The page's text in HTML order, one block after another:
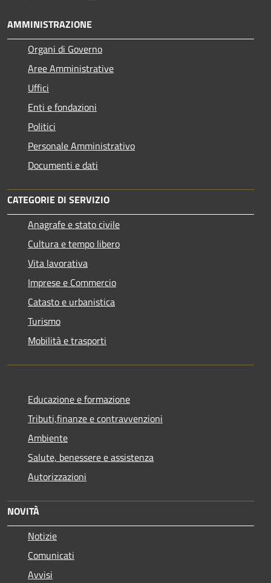
AMMINISTRAZIONE
Organi di Governo
Aree Amministrative
Uffici
Enti e fondazioni
Politici
Personale Amministrativo
Documenti e dati
CATEGORIE DI SERVIZIO
Anagrafe e stato civile
Cultura e tempo libero
Vita lavorativa
Imprese e Commercio
Catasto e urbanistica
Turismo
Mobilità e trasporti
Educazione e formazione
Tributi,finanze e contravvenzioni
Ambiente
Salute, benessere e assistenza
Autorizzazioni
NOVITÀ
Notizie
Comunicati
Avvisi